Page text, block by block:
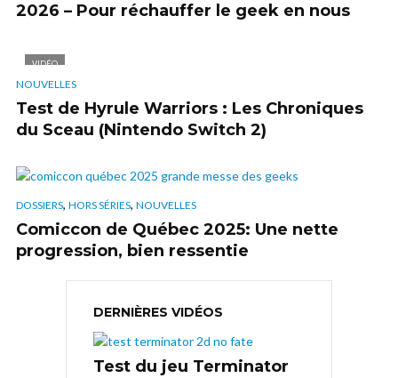
2026 – Pour réchauffer le geek en nous
VIDÉO
NOUVELLES
Test de Hyrule Warriors : Les Chroniques
du Sceau (Nintendo Switch 2)
DOSSIERS, HORS SÉRIES, NOUVELLES
Comiccon de Québec 2025: Une nette
progression, bien ressentie
DERNIÈRES VIDÉOS
Test du jeu Terminator